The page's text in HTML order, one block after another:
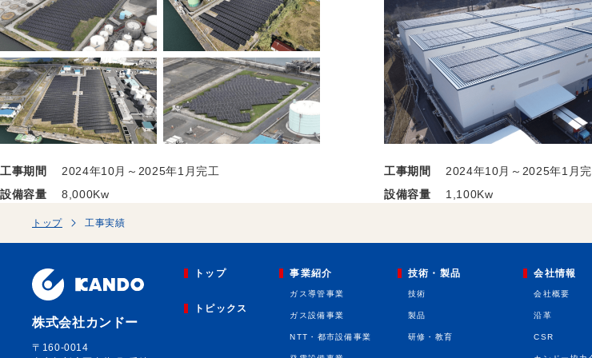
工事期間
2024年10月～2025年1月完工
設備容量
8,000Kw
工事期間
2024年10月～2025年1月
設備容量
1,100Kw
トップ 工事実績
株式会社カンドー
〒160-0014
トップ
トピックス
事業紹介
ガス導管事業
ガス設備事業
NTT・都市設備事業
技術・製品
技術
製品
研修・教育
会社情報
会社概要
沿革
CSR